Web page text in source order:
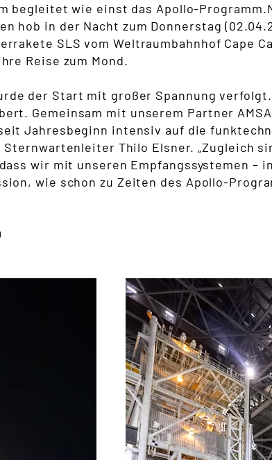
begleitet wie einst das Apollo-Programm.
hob in der Nacht zum Donnerstag
SLS vom Weltraumbahnhof Cape
Reise zum Mond.
der Start mit großer Spannung verfolgt.
Gemeinsam mit unserem Partner
Jahresbeginn intensiv auf die
Thilo Elsner. „Zugleich
wir mit unseren Empfangssystemen –
wie schon zu Zeiten des Apollo-